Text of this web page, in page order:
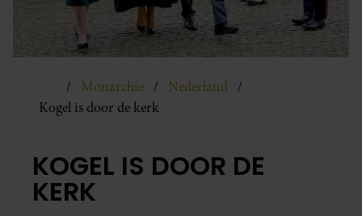
Monarchie
Nederland
Kogel is door de kerk
KOGEL IS DOOR DE
KERK